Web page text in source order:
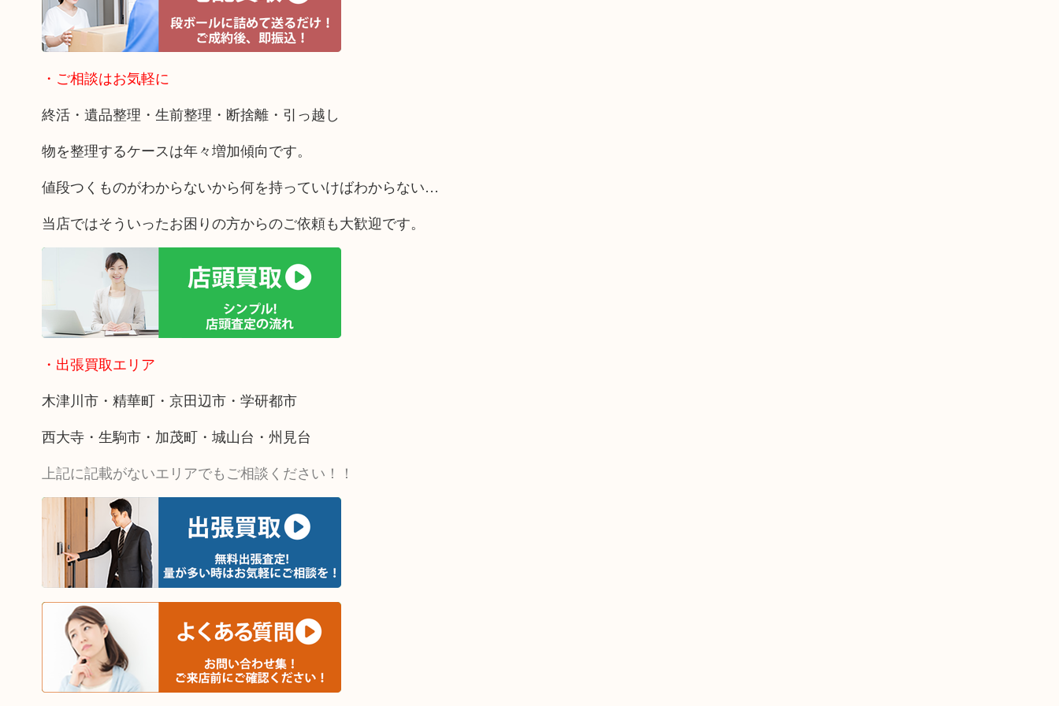
・ご相談はお気軽に
終活・遺品整理・生前整理・断捨離・引っ越し
物を整理するケースは年々増加傾向です。
値段つくものがわからないから何を持っていけばわからない…
当店ではそういったお困りの方からのご依頼も大歓迎です。
・出張買取エリア
木津川市・精華町・京田辺市・学研都市
西大寺・生駒市・加茂町・城山台・州見台
上記に記載がないエリアでもご相談ください！！